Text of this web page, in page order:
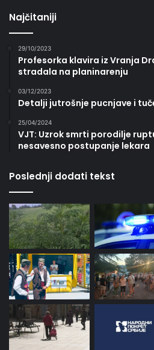
Najčitaniji
29/10/2023
Profesorka klavira iz Vranja
stradala na planinarenju
03/12/2023
Detalji jutrošnje pucnjave i
25/04/2024
VJT: Uzrok smrti porodilje
nesavesno postupanje lekara
Poslednji dodati tekst